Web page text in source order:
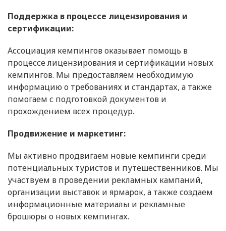
Поддержка в процессе лицензирования и
сертификации:
Ассоциация кемпингов оказывает помощь в
процессе лицензирования и сертификации новых
кемпингов. Мы предоставляем необходимую
информацию о требованиях и стандартах, а также
помогаем с подготовкой документов и
прохождением всех процедур.
Продвижение и маркетинг:
Мы активно продвигаем новые кемпинги среди
потенциальных туристов и путешественников. Мы
участвуем в проведении рекламных кампаний,
организации выставок и ярмарок, а также создаем
информационные материалы и рекламные
брошюры о новых кемпингах.